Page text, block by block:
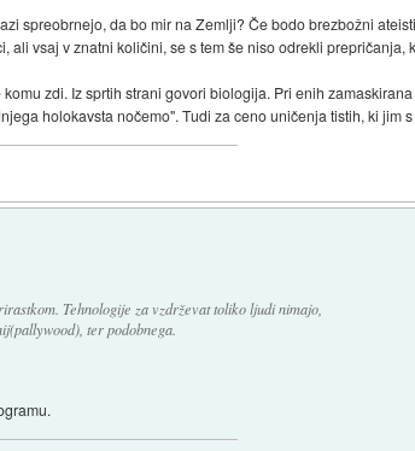
spreobrnejo, da bo mir na Zemlji? Če bodo brezbožni
ali vsaj v znatni količini, se s tem še niso odrekli prepričanja,
zdi. Iz sprtih strani govori biologija. Pri enih
holokavsta nočemo". Tudi za ceno uničenja tistih, ki jim
Tehnologije za vzdrževat toliko ljudi nimajo,
ter podobnega.